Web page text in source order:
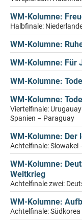
WM-Kolumne:
Halbfinale:
WM-Kolumne:
WM-Kolumne: Für
WM-Kolumne:
WM-Kolumne:
Viertelfinale:
Spanien – Paraguay
WM-Kolumne: Der
Achtelfinale: Slowakei
WM-Kolumne:
Weltkrieg
Achtelfinale zwei:
WM-Kolumne:
Achtelfinale: